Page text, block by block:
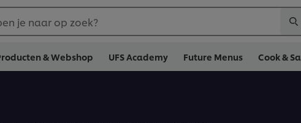
je naar op zoek?
& Webshop UFS Academy Future Menus Cook &